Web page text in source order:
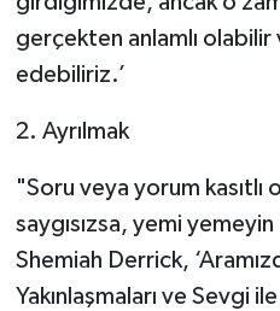
gerçekten anlamlı
edebiliriz.’
2. Ayrılmak
"Soru veya yorum kasıtlı
saygısızsa, yemi
Shemiah Derrick,
Yakınlaşmaları ve Sevgi